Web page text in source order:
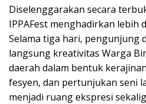
Diselenggarakan secara
IPPAFest menghadirkan lebih
Selama tiga hari, pengunjung
langsung kreativitas Warga
daerah dalam bentuk
fesyen, dan pertunjukan seni
menjadi ruang ekspresi